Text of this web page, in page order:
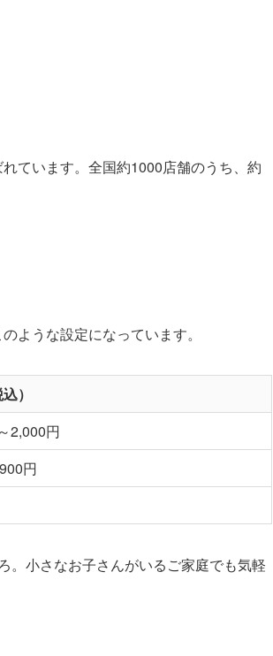
ています。全国約1000店舗のうち、約
ような設定になっています。
）
2,000円
円
。小さなお子さんがいるご家庭でも気軽